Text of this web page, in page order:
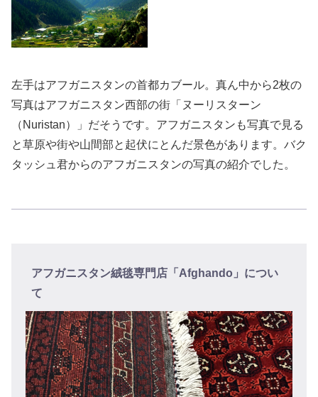
左手はアフガニスタンの首都カブール。真ん中から2枚の
写真はアフガニスタン西部の街「ヌーリスターン
（Nuristan）」だそうです。アフガニスタンも写真で見る
と草原や街や山間部と起伏にとんだ景色があります。バク
タッシュ君からのアフガニスタンの写真の紹介でした。
アフガニスタン絨毯専門店「Afghando」につい
て